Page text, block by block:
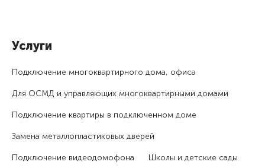
Услуги
Подключение много­квартирного дома, офиса
Для ОСМД и управляющих много­квартирными домами
Подключение квартиры в подключенном доме
Замена металлопластиковых дверей
Подключение видеодомофона Школы и детские сады